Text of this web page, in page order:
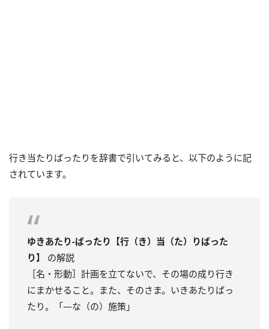
行き当たりばったりを辞書で引いてみると、以下のように記
されています。
ゆきあたり‐ばったり【行（き）当（た）りばった
り】
の解説
［名・形動］計画を立てないで、その場の成り行き
にまかせること。また、そのさま。いきあたりばっ
たり。「―な（の）施策」